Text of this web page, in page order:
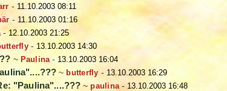
-11.10.2003 08:11
- 11.10.2003 01:16
-12.10.2003 21:25
- 13.10.2003 14:30
~ Paulina- 13.10.2003 16:04
~ butterfly - 13.10.2003 16:29
"Paulina"....???~paulina-13.10.2003 16:48